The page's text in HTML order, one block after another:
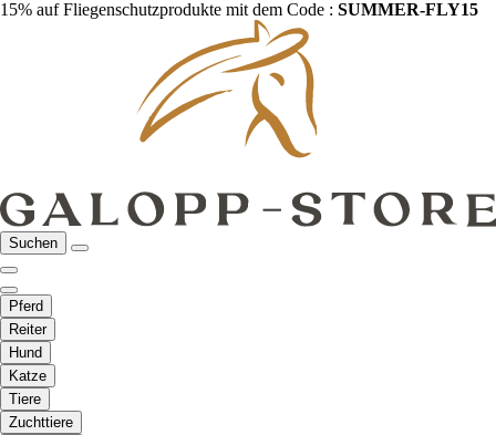
15% auf Fliegenschutzprodukte mit dem Code : SUMMER-FLY15
Suchen
Pferd
Reiter
Hund
Katze
Tiere
Zuchttiere